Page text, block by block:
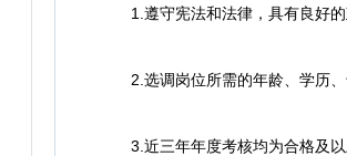
1.遵守宪法和法律，具有良好的
2.选调岗位所需的年龄、学历、
3.近三年年度考核均为合格及以